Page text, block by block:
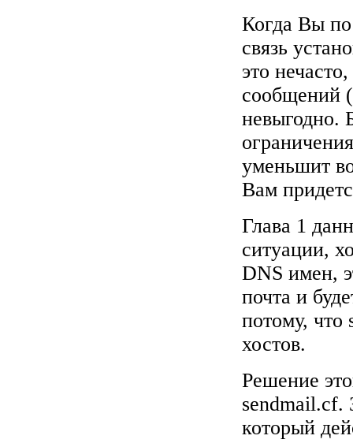
Когда Вы
связь
это
сообщений
невыгодно.
уменьшит
Вам
Глава 1
ситуации,
DNS имен,
почта и
потому, что
хостов.
Решение
sendmail.cf.
который